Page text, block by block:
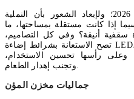
يكور الإضاءة مطبخ 2026؛ ولإبعاد الشعور بأن النملية
إذا كانت مستقلة بمساحتها، ما
أنيقة؟ وفي كل التصاميم،
تصح الاستعانة بشرائط إضاءة LED، ما ينير المناطق التي تصعب
وعلى رأسها تحسين الاستخدام،
جماليات مخزن المؤن